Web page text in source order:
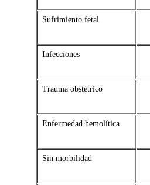
Sufrimiento fetal
Infecciones
Trauma obstétrico
Enfermedad hemolítica
Sin morbilidad